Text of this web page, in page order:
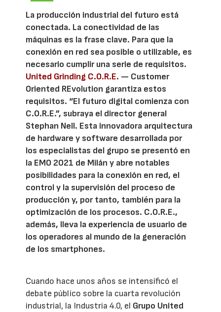
La producción industrial del futuro está
conectada. La conectividad de las
máquinas es la frase clave. Para que la
conexión en red sea posible o utilizable, es
necesario cumplir una serie de requisitos.
United Grinding C.O.R.E. — Customer
Oriented REvolution garantiza estos
requisitos. “El futuro digital comienza con
C.O.R.E.”, subraya el director general
Stephan Nell. Esta innovadora arquitectura
de hardware y software desarrollada por
los especialistas del grupo se presentó en
la EMO 2021 de Milán y abre notables
posibilidades para la conexión en red, el
control y la supervisión del proceso de
producción y, por tanto, también para la
optimización de los procesos. C.O.R.E.,
además, lleva la experiencia de usuario de
los operadores al mundo de la generación
de los smartphones.
Cuando hace unos años se intensificó el
debate público sobre la cuarta revolución
industrial, la Industria 4.0, el Grupo United